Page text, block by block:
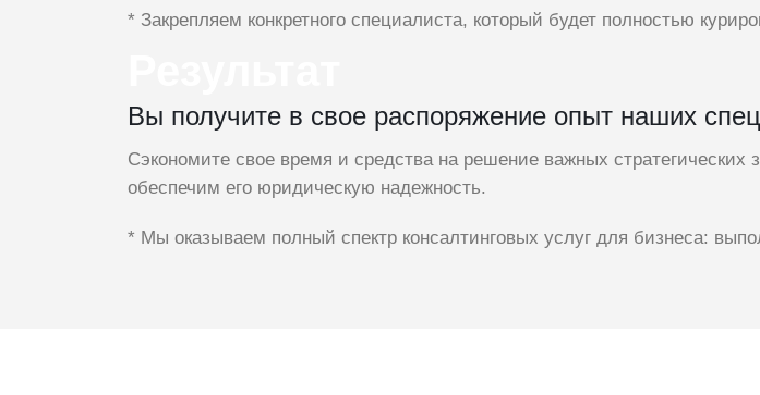
* Закрепляем конкретного специалиста, который будет полностью
Вы получите в свое распоряжение опыт наших
Сэкономите свое время и средства на решение важных
обеспечим его юридическую надежность.
* Мы оказываем полный спектр консалтинговых услуг для бизнеса: